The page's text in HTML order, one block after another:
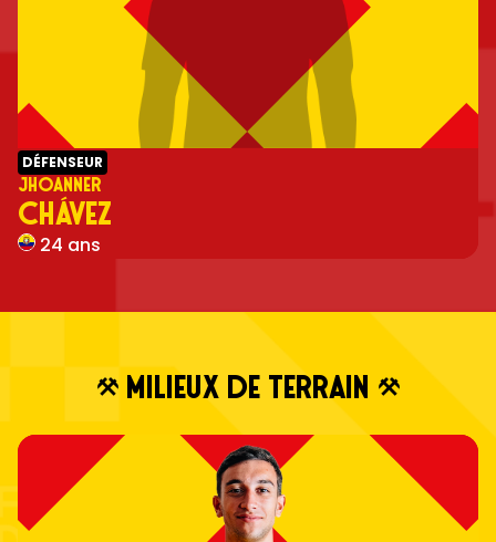
DÉFENSEUR
JHOANNER
CHÁVEZ
24 ans
MILIEUX DE TERRAIN